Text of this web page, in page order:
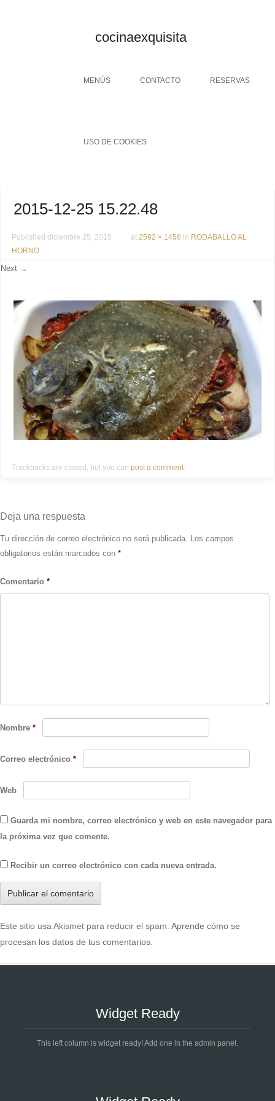
cocinaexquisita
Menu
SKIP TO CONTENT
MENÚS CONTACTO RESERVAS
USO DE COOKIES
2015-12-25 15.22.48
Published diciembre 25, 2015 at 2592 × 1456 in RODABALLO AL
HORNO
Next →
Trackbacks are closed, but you can post a comment
Deja una respuesta
Tu dirección de correo electrónico no será publicada. Los campos
obligatorios están marcados con *
Comentario *
Nombre *
Correo electrónico *
Web
Guarda mi nombre, correo electrónico y web en este navegador para
la próxima vez que comente.
Recibir un correo electrónico con cada nueva entrada.
Este sitio usa Akismet para reducir el spam. Aprende cómo se
procesan los datos de tus comentarios
Widget Ready
This left column is widget ready! Add one in the admin panel.